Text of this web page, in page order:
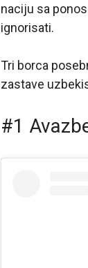
naciju sa
ignorisati.
Tri borca
zastave
#1